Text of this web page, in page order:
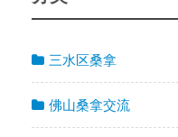
三水区桑拿
佛山桑拿交流